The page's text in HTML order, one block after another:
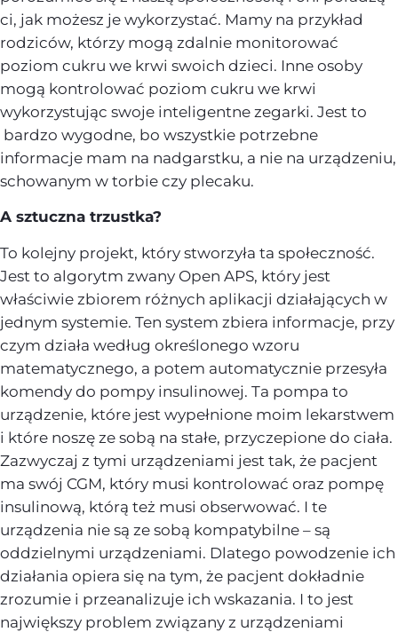
ci, jak możesz je wykorzystać. Mamy na przykład
rodziców, którzy mogą zdalnie monitorować
poziom cukru we krwi swoich dzieci. Inne osoby
mogą kontrolować poziom cukru we krwi
wykorzystując swoje inteligentne zegarki. Jest to
bardzo wygodne, bo wszystkie potrzebne
informacje mam na nadgarstku, a nie na urządzeniu,
schowanym w torbie czy plecaku.
A sztuczna trzustka?
To kolejny projekt, który stworzyła ta społeczność.
Jest to algorytm zwany Open APS, który jest
właściwie zbiorem różnych aplikacji działających w
jednym systemie. Ten system zbiera informacje, przy
czym działa według określonego wzoru
matematycznego, a potem automatycznie przesyła
komendy do pompy insulinowej. Ta pompa to
urządzenie, które jest wypełnione moim lekarstwem
i które noszę ze sobą na stałe, przyczepione do ciała.
Zazwyczaj z tymi urządzeniami jest tak, że pacjent
ma swój CGM, który musi kontrolować oraz pompę
insulinową, którą też musi obserwować. I te
urządzenia nie są ze sobą kompatybilne – są
oddzielnymi urządzeniami. Dlatego powodzenie ich
działania opiera się na tym, że pacjent dokładnie
zrozumie i przeanalizuje ich wskazania. I to jest
największy problem związany z urządzeniami